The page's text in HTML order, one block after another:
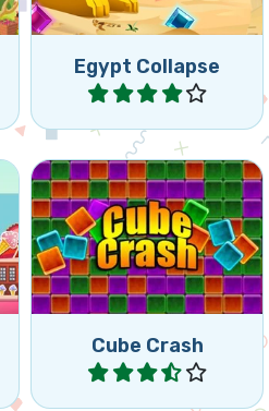
Egypt Collapse
Jugar
Cube Crash
Haz clic en grupos de los
mismos cubos. Cuando
más grande sea tu grupo,
más puntos recibes.
Jugar